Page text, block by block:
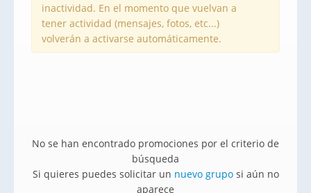
inactividad. En el momento que vuelvan a
tener actividad (mensajes, fotos, etc...)
volverán a activarse automáticamente.
No se han encontrado promociones por el criterio de
búsqueda
Si quieres puedes solicitar un nuevo gruposi aún no
aparece